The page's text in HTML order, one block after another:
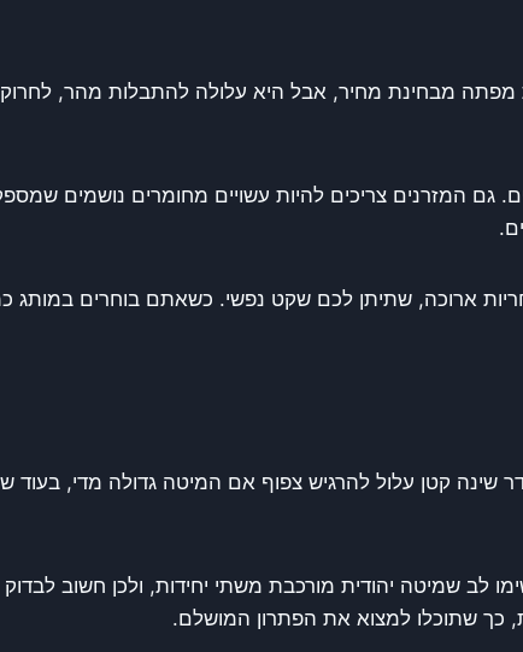
מפתה מבחינת מחיר, אבל היא עלולה להתבלות מהר,
גם המזרנים צריכים להיות עשויים מחומרים נושמים
ארוכה, שתיתן לכם שקט נפשי. כשאתם בוחרים במותג
קטן עלול להרגיש צפוף אם המיטה גדולה מדי, בעוד
לב שמיטה יהודית מורכבת משתי יחידות, ולכן חשוב
כך שתוכלו למצוא את הפתרון המושלם.